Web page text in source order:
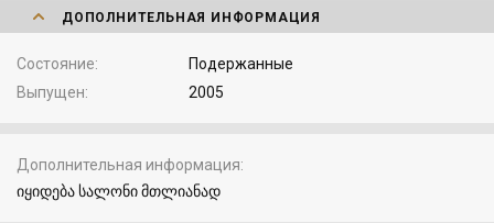
ДОПОЛНИТЕЛЬНАЯ ИНФОРМАЦИЯ
Состояние
Подержанные
Выпущен
2005
Дополнительная информация
იყიდება სალონი მთლიანად